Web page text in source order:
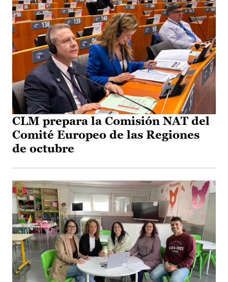
CLM prepara la Comisión NAT del
Comité Europeo de las Regiones
de octubre